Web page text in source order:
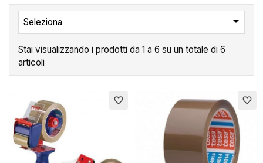
Seleziona 
Stai visualizzando i prodotti da 1 a 6 su un totale di 6
articoli
favorite_border favorite_border